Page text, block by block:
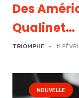
Des
Qualinet…
TRIOMPHE - 11
NOUVELLE